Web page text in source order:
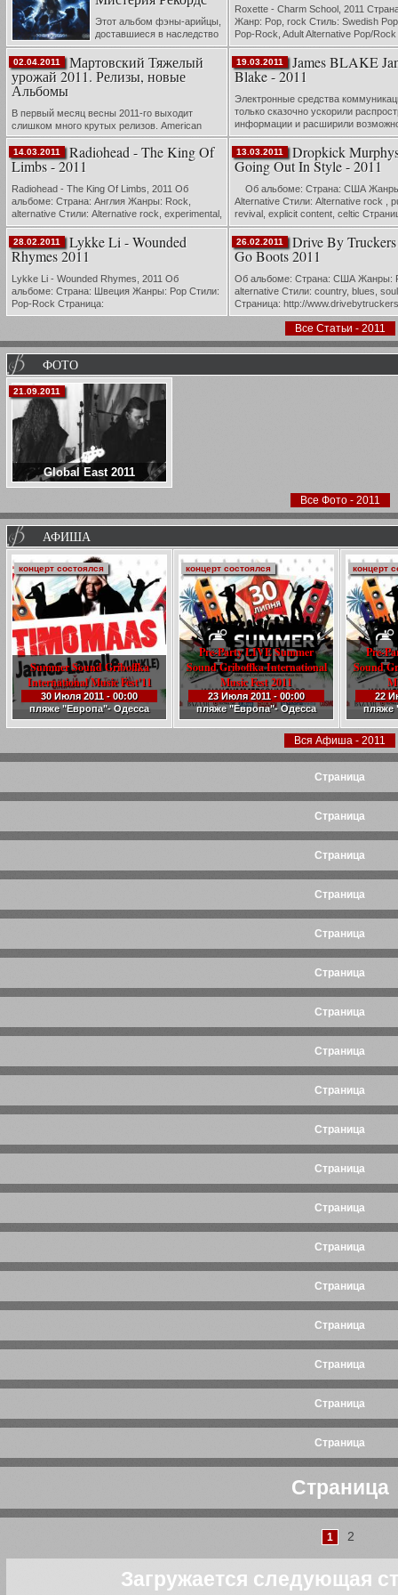
Этот альбом фэны-арийцы,
доставшиеся в наследство
сольному проекту Валерия
Кипелова, ждали шесть долгих лет. И после
убедительного и вроде бы многообещающего
старта в виде полноформатника «Рек...
Roxette - Charm School, 2011
Жанр: Pop, rock Стиль: Swedish
Pop-Rock, Adult Alternative Pop/Rock
Скальпель… тампон… зажим…
скальпель… ...
Мартовский Тяжелый
урожай 2011. Релизы, новые
Альбомы
В первый месяц весны 2011-го выходит
слишком много крутых релизов. American
Heritage — Sedentary (Translation Loss) 1
марта American Heritage существуют для...
02.04.2011 James BLAKE
Blake - 2011
Электронные средства
только сказочно ускорили
информации и расширили
общения, но и придали
ускорение многим творческим
Свежайший прим...
19.03.2011
Radiohead - The King Of
Limbs - 2011
Radiohead - The King Of Limbs, 2011 Об
альбоме: Страна: Англия Жанры: Rock,
alternative Стили: Alternative rock, experimental,
brit-pop, electronic Страница:
http://www.radiohead.com; http://www.ra...
14.03.2011 Dropkick
Going Out In Style - 2011
Об альбоме: Страна: США
Alternative Стили: Alternative rock ,
revival, explicit content, celtic
http://www.dropkickmurphys.com
милости, ...
13.03.2011
Lykke Li - Wounded
Rhymes 2011
Lykke Li - Wounded Rhymes, 2011 Об
альбоме: Страна: Швеция Жанры: Pop Стили:
Pop-Rock Страница:
http://www.myspace.com/lykkeli;
Швеция неизменно считаетс...
28.02.2011 Drive By
Go Boots 2011
Об альбоме: Страна: США Жанры:
alternative Стили: country, blues, soul
Страница: http://
Девятая пластинка американской
Drive-by Truckers Go-Go Boots –
26.02.2011
Все Статьи - 2011
ФОТО
Global East 2011
21.09.2011
Все Фото - 2011
АФИША
Summer Sound Griboffka
International Music Fest'11
30 Июля 2011 - 00:00
пляже "Европа"- Одесса
концерт состоялся
Pre-Party LIVE Summer
Sound Griboffka International
Music Fest 2011
23 Июля 2011 - 00:00
пляже "Европа"- Одесса
концерт состоялся
Pre-
Sound
22
пляже
концерт
Вся Афиша - 2011
Cтраница
Cтраница
Cтраница
Cтраница
Cтраница
Cтраница
Cтраница
Cтраница
Cтраница
Cтраница
Cтраница
Cтраница
Cтраница
Cтраница
Cтраница
Cтраница
Cтраница
Cтраница
Cтраница
Cтраница
Cтраница